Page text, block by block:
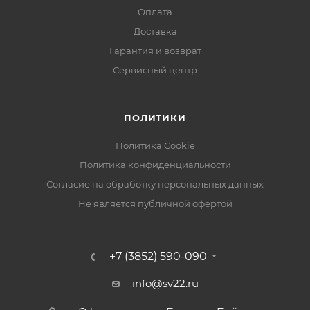
Оплата
Доставка
Гарантия и возврат
Сервисный центр
ПОЛИТИКИ
Политика Cookie
Политика конфиденциальности
Согласие на обработку персональных данных
Не является публичной офертой
+7 (3852) 590-090
info@sv22.ru